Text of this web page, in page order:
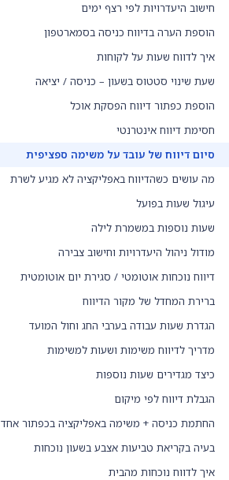
חישוב היעדרויות לפי רצף ימים
הוספת הערה בדיווח כניסה בסמארטפון
איך לדווח שעות על לקוחות
שעת שינוי סטטוס בשעון – כניסה / יציאה
הוספת כפתור דיווח הפסקת אוכל
חסימת דיווח אינטרנטי
סיום דיווח של עובד על משימה ספציפית
מה עושים כשהדיווח באפליקציה לא מגיע לשרת
עיגול שעות בפועל
שעות נוספות במשמרת לילה
מודול ניהול היעדרויות וחישוב צבירה
דיווח נוכחות אוטומטי / סגירת יום אוטומטית
ברירת המחדל של מקור הדיווח
הגדרת שעות עבודה בערבי החג וחול המועד
מדריך לדיווח משימות ושעות למשימות
כיצד מגדירים שעות נוספות
הגבלת דיווח לפי מיקום
החתמת כניסה + משימה באפליקציה בכפתור אחד
בעיה בקריאת טביעות אצבע בשעון נוכחות
איך לדווח נוכחות מהבית